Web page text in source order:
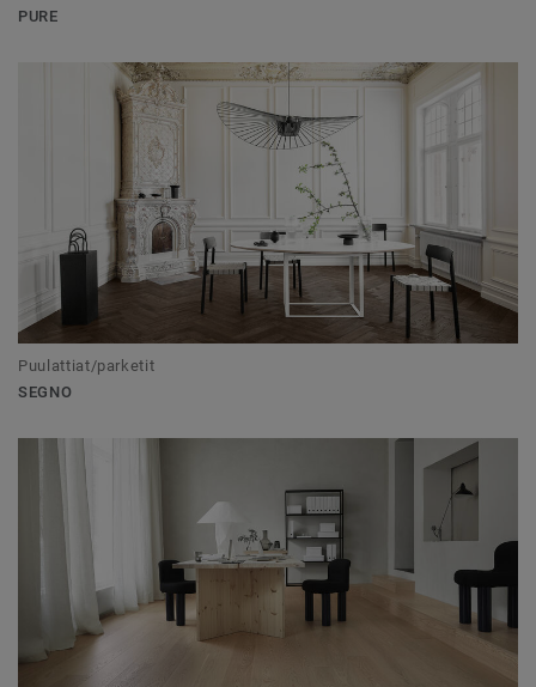
PURE
Puulattiat/parketit
SEGNO